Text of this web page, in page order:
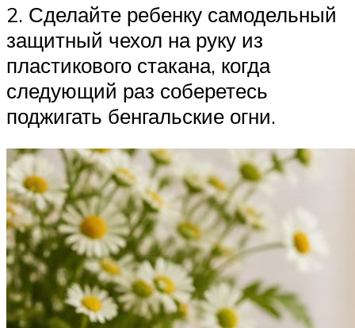
2. Сделайте ребенку самодельный
защитный чехол на руку из
пластикового стакана, когда
следующий раз соберетесь
поджигать бенгальские огни.